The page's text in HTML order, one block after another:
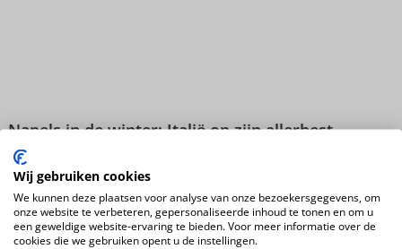
Napels in de winter: Italië op zijn allerbest
Nieuws
Wij gebruiken cookies
We kunnen deze plaatsen voor analyse van onze bezoekersgegevens, om
onze website te verbeteren, gepersonaliseerde inhoud te tonen en om u
een geweldige website-ervaring te bieden. Voor meer informatie over de
cookies die we gebruiken opent u de instellingen.